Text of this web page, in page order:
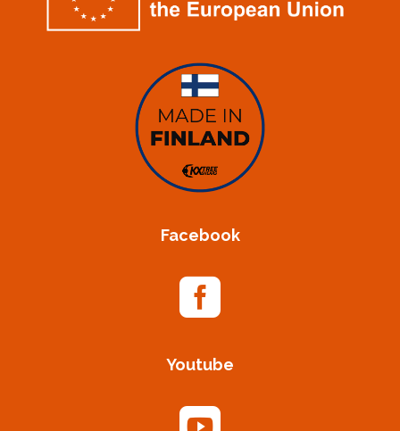
Facebook

Youtube